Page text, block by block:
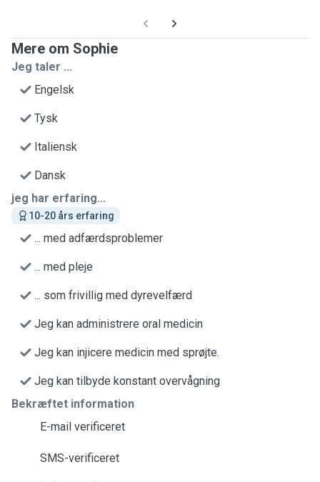
Mere om Sophie
Jeg taler ...
Engelsk
Tysk
Italiensk
Dansk
jeg har erfaring...
10-20 års erfaring
... med adfærdsproblemer
... med pleje
... som frivillig med dyrevelfærd
Jeg kan administrere oral medicin
Jeg kan injicere medicin med sprøjte.
Jeg kan tilbyde konstant overvågning
Bekræftet information
E-mail verificeret
SMS-verificeret